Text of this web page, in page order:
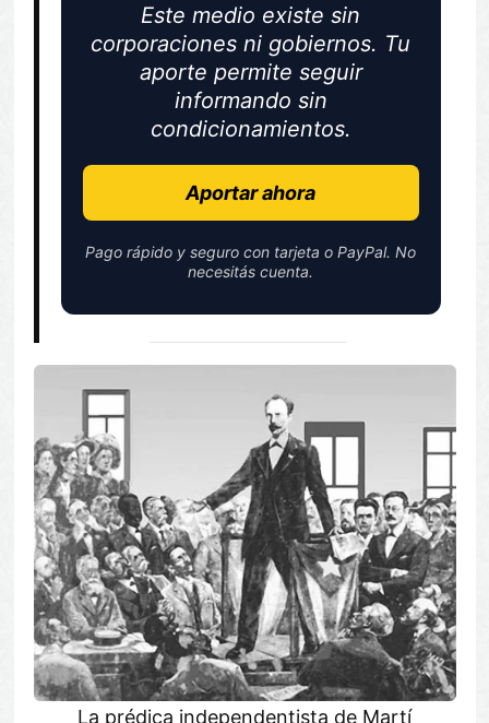
Este medio existe sin
corporaciones ni gobiernos. Tu
aporte permite seguir
informando sin
condicionamientos.
Aportar ahora
Pago rápido y seguro con tarjeta o PayPal. No
necesitás cuenta.
La prédica independentista de Martí